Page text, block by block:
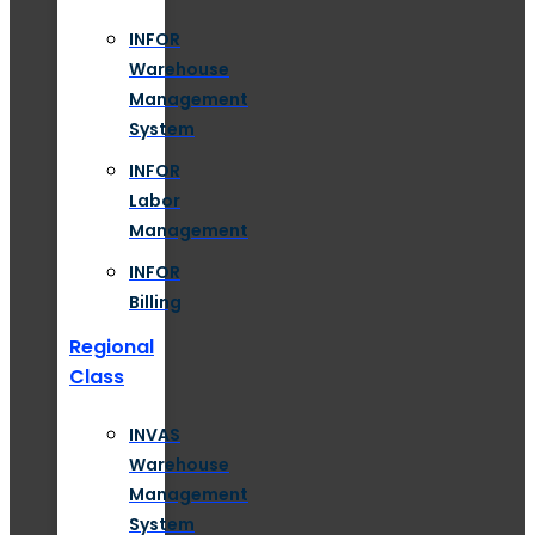
INFOR
Warehouse
Management
System
INFOR
Labor
Management
INFOR
Billing
Regional
Class
INVAS
Warehouse
Management
System